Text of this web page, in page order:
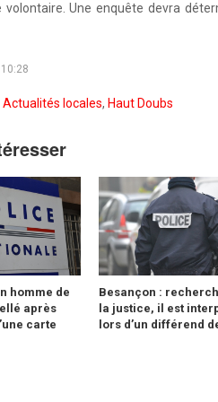
Une enquête devra
Actualités locales, Haut Doubs
homme de
après
carte
Besançon :
la justice, il est
lors d’un différend